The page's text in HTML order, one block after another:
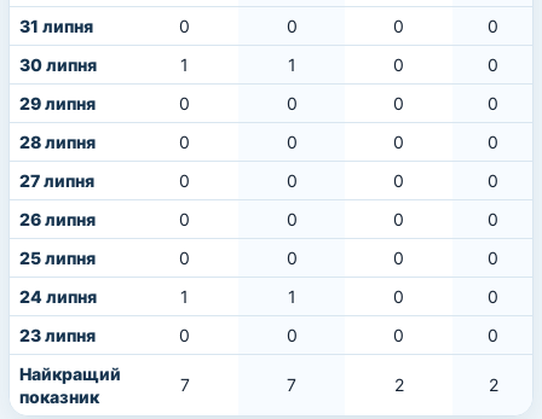
31 липня
0 0 0
0
30 липня
1 1 0
0
29 липня
0 0 0
0
28 липня
0 0 0
0
27 липня
0 0 0
0
26 липня
0 0 0
0
25 липня
0 0 0
0
24 липня
1 1 0
0
23 липня
0 0 0
0
Найкращий
показник
7 7 2 2